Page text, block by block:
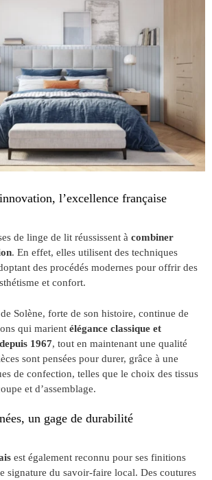
l’excellence française
de linge de lit réussissent à combiner
. En effet, elles utilisent des techniques
des procédés modernes pour offrir des
et confort.
Solène, forte de son histoire, continue de
qui marient élégance classique et
1967, tout en maintenant une qualité
sont pensées pour durer, grâce à une
de confection, telles que le choix des tissus
et d’assemblage.
un gage de durabilité
est également reconnu pour ses finitions
signature du savoir-faire local. Des coutures